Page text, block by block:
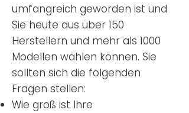
umfangreich geworden ist und
Sie heute aus über 150
Herstellern und mehr als 1000
Modellen wählen können. Sie
sollten sich die folgenden
Fragen stellen:
Wie groß ist Ihre